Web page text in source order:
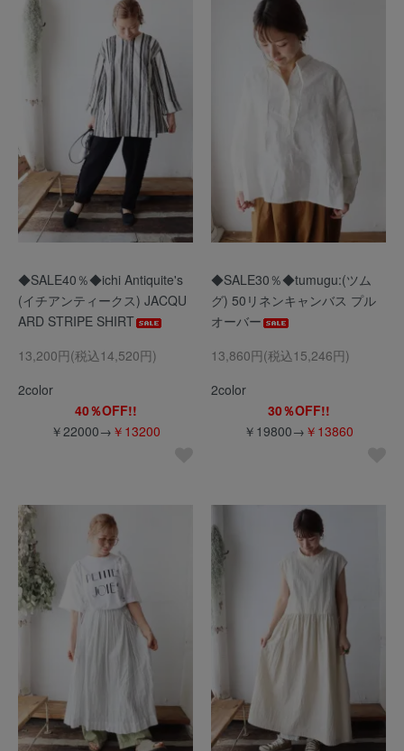
◆SALE40％◆ichi Antiquite's
(イチアンティークス) JACQU
ARD STRIPE SHIRT
13,200円(税込14,520円)
2color
40％OFF!!
￥22000→ ￥13200
◆SALE30％◆tumugu:(ツム
グ) 50リネンキャンバス プル
オーバー
13,860円(税込15,246円)
2color
30％OFF!!
￥19800→ ￥13860